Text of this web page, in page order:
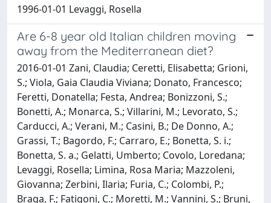
1996-01-01 Levaggi, Rosella
Are 6-8 year old Italian children moving
away from the Mediterranean diet?
2016-01-01 Zani, Claudia; Ceretti, Elisabetta; Grioni,
S.; Viola, Gaia Claudia Viviana; Donato, Francesco;
Feretti, Donatella; Festa, Andrea; Bonizzoni, S.;
Bonetti, A.; Monarca, S.; Villarini, M.; Levorato, S.;
Carducci, A.; Verani, M.; Casini, B.; De Donno, A.;
Grassi, T.; Bagordo, F.; Carraro, E.; Bonetta, S. i.;
Bonetta, S. a.; Gelatti, Umberto; Covolo, Loredana;
Levaggi, Rosella; Limina, Rosa Maria; Mazzoleni,
Giovanna; Zerbini, Ilaria; Furia, C.; Colombi, P.;
Braga, F.; Fatigoni, C.; Moretti, M.; Vannini, S.; Bruni,